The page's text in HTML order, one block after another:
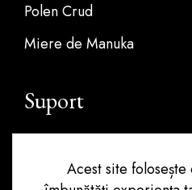
Polen Crud
Miere de Manuka
Suport
Acest site